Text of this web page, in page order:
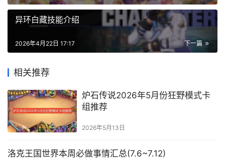
异环白藏技能介绍
下一篇
2026年4月22日 17:17
相关推荐
炉石传说2026年5月份狂野模式卡
组推荐
2026年5月13日
洛克王国世界本周必做事情汇总(7.6~7.12)